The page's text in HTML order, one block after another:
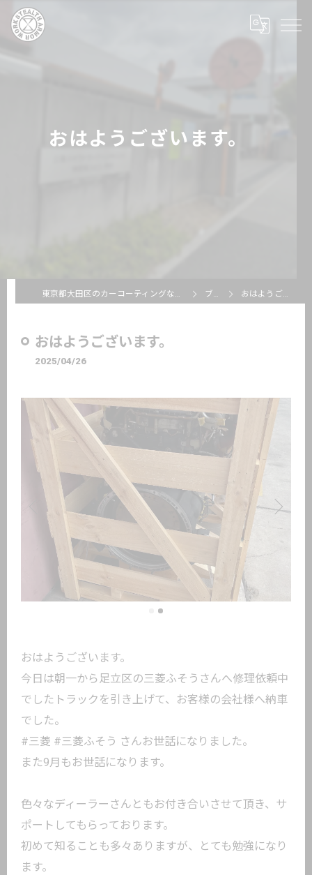
おはようございます。
東京都大田区のカーコーティングならSTEALTH ARMOR WORKS ブログ おはようございます。
おはようございます。
2025/04/26
おはようございます。
今日は朝一から足立区の三菱ふそうさんへ修理依頼中
でしたトラックを引き上げて、お客様の会社様へ納車
でした。
#三菱 #三菱ふそう さんお世話になりました。
また9月もお世話になります。
色々なディーラーさんともお付き合いさせて頂き、サ
ポートしてもらっております。
初めて知ることも多々ありますが、とても勉強になり
ます。